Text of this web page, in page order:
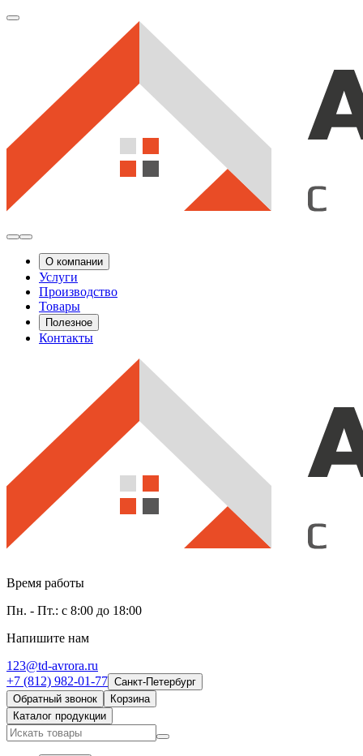
О компании
Услуги
Производство
Товары
Полезное
Контакты
Время работы
Пн. - Пт.: с 8:00 до 18:00
Напишите нам
123@td-avrora.ru
+7 (812) 982-01-77 Санкт-Петербург
Обратный звонок
Корзина
Каталог продукции